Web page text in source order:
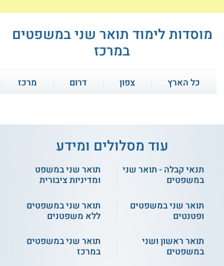
מוסדות לימוד תואר שני במשפטים
במרכז
כל הארץ צפון דרום מרכז
שערי מדע ומשפט - תואר שני
במשפטים
שירות אישי חינם
המסלול האקדמי המכללה
למינהל - תואר שני במשפטים
077-2316059
עוד מסלולים ומידע
תנאי קבלה - תואר שני
במשפטים
תואר שני במשפט
ומדיניות ציבורית
תואר שני במשפטים
ופטנטים
תואר שני במשפטים
ללא משפטנים
תואר ראשון ושני
במשפטים
תואר שני במשפטים
במרכז